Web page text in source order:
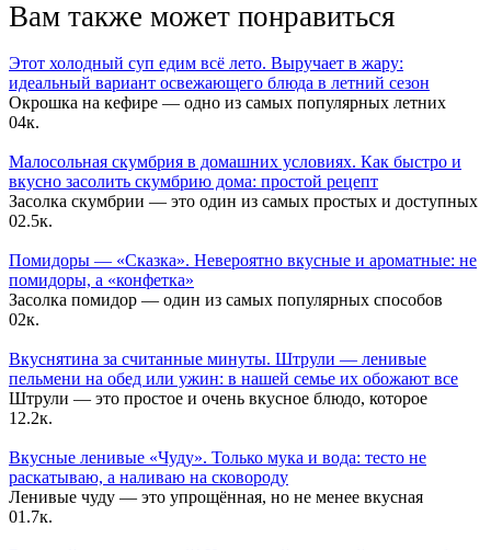
Вам также может понравиться
Этот холодный суп едим всё лето. Выручает в жару:
идеальный вариант освежающего блюда в летний сезон
Окрошка на кефире — одно из самых популярных летних
04к.
Малосольная скумбрия в домашних условиях. Как быстро и
вкусно засолить скумбрию дома: простой рецепт
Засолка скумбрии — это один из самых простых и доступных
02.5к.
Помидоры — «Сказка». Невероятно вкусные и ароматные: не
помидоры, а «конфетка»
Засолка помидор — один из самых популярных способов
02к.
Вкуснятина за считанные минуты. Штрули — ленивые
пельмени на обед или ужин: в нашей семье их обожают все
Штрули — это простое и очень вкусное блюдо, которое
12.2к.
Вкусные ленивые «Чуду». Только мука и вода: тесто не
раскатываю, а наливаю на сковороду
Ленивые чуду — это упрощённая, но не менее вкусная
01.7к.